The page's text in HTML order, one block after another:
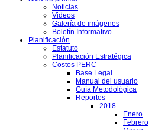
Noticias
Videos
Galería de imágenes
Boletín Informativo
Planificación
Estatuto
Planificación Estratégica
Costos PERC
Base Legal
Manual del usuario
Guía Metodológica
Reportes
2018
Enero
Febrero